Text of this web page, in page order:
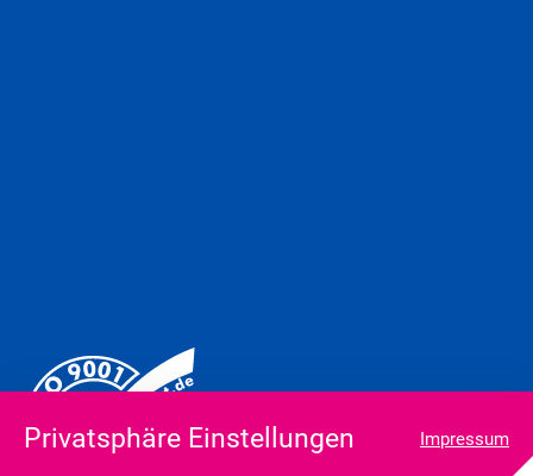
Privatsphäre Einstellungen Impressum